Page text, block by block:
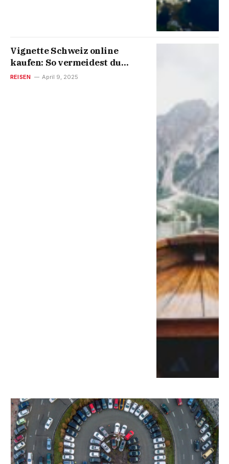
Vignette Schweiz online
kaufen: So vermeidest du
unnötigen Stress an der
REISEN April 9, 2025